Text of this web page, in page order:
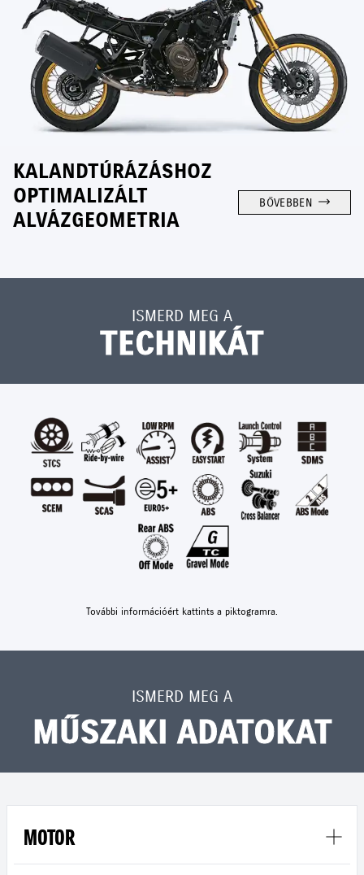
KALANDTÚRÁZÁSHOZ
OPTIMALIZÁLT
ALVÁZGEOMETRIA
BŐVEBBEN
ISMERD MEG A
TECHNIKÁT
További információért kattints a piktogramra.
ISMERD MEG A
MŰSZAKI ADATOKAT
MOTOR